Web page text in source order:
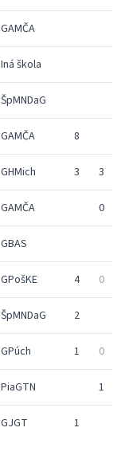
GAMČA
Iná škola
ŠpMNDaG
GAMČA 8
GHMich 3 3
GAMČA 0
GBAS
GPošKE 4 0
ŠpMNDaG 2
GPúch 1 0
PiaGTN 1
GJGT 1